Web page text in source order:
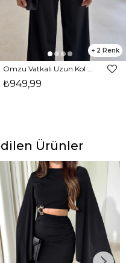
2
₺949,99
Ürünler